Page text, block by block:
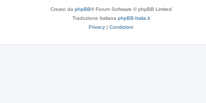
Creato da phpBB® Forum Software © phpBB Limited
Traduzione Italiana phpBB-Italia.it
Privacy | Condizioni